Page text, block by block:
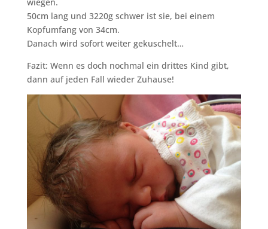
50cm lang und 3220g schwer ist sie, bei einem
Kopfumfang von 34cm.
Danach wird sofort weiter gekuschelt…
Fazit: Wenn es doch nochmal ein drittes Kind gibt,
dann auf jeden Fall wieder Zuhause!